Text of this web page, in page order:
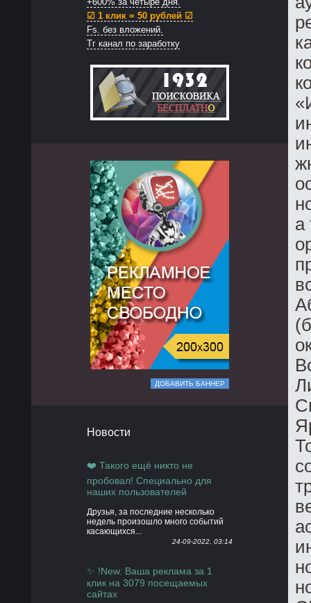
☑ 1 клик = 50 рублей ☑
Fs. без вложений.
Тг канал по заработку
ДОБАВИТЬ БАННЕР
Новости
❤️ Такого ещё никто не
пробовал! Специально для
наших пользователей
Друзья, за последние несколько
недель произошло много событий
касающихся...
24-09-2022, 03:14
✨ !New. Ваша реклама за 1
клик на 3079 посещаемых
сайтах
а